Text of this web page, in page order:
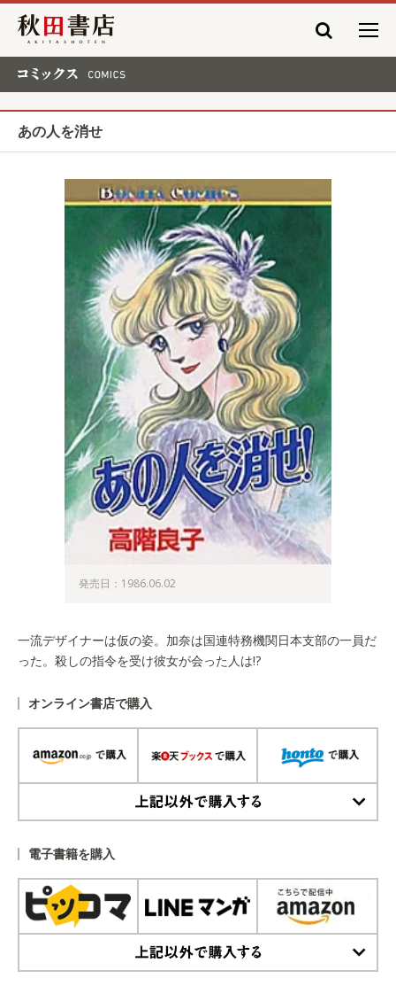
秋田書店
あの人を消せ
発売日：1986.06.02
一流デザイナーは仮の姿。加奈は国連特務機関日本支部の一員だ
った。殺しの指令を受け彼女が会った人は!?
オンライン書店で購入
電子書籍を購入